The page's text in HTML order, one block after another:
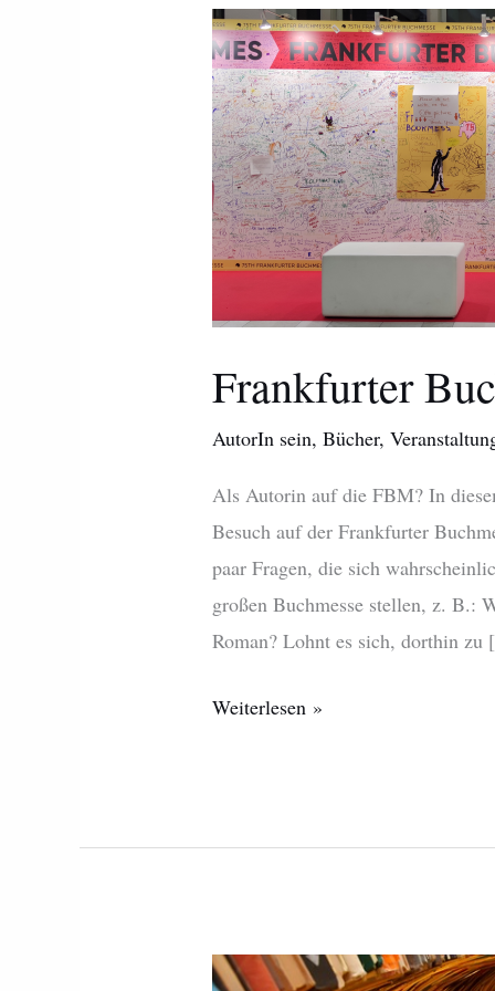
Frankfurter
AutorIn sein,Bücher,
Als Autorin auf die FBM? In
Besuch auf der Frankfurter
paar Fragen, die sich
großen Buchmesse stellen, z. B.:
Roman? Lohnt es sich, dorthin
Frankfurter
Buchmesse
2023
Weiterlesen »
Fazit